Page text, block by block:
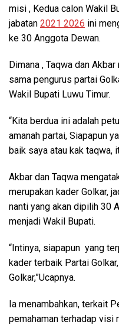
misi , Kedua calon Wakil
jabatan 2021 2026 ini
ke 30 Anggota Dewan.
Dimana , Taqwa dan
sama pengurus partai
Wakil Bupati Luwu Timur.
“Kita berdua ini adalah
amanah partai, Siapapun
baik saya atau kak taqwa,
Akbar dan Taqwa
merupakan kader Golkar,
nanti yang akan dipilih 30
menjadi Wakil Bupati.
“Intinya, siapapun yang
kader terbaik Partai
Golkar,”Ucapnya.
Ia menambahkan, terkait
pemahaman terhadap visi